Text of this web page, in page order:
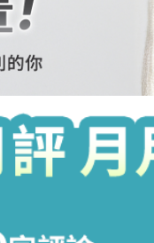
，即可逐漸改
搭配使用。初期
質功用的產品。
痘痘？是不是不
有助於預防粉刺